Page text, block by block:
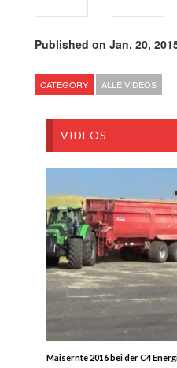
Published on Jan. 20,
CATEGORY ALLE VIDEOS
VIDEOS
Maisernte 2016 bei der C4